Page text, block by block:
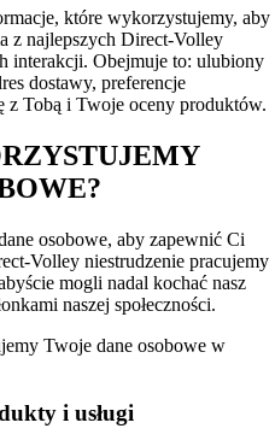
które wykorzystujemy, aby
z najlepszych Direct-Volley
interakcji. Obejmuje to: ulubiony
dostawy, preferencje
z Tobą i Twoje oceny produktów.
osobowe, aby zapewnić Ci
Volley niestrudzenie pracujemy
mogli nadal kochać nasz
naszej społeczności.
Twoje dane osobowe w
i usługi